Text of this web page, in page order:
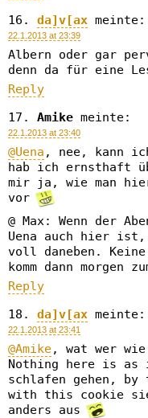
da]v[ax meinte:
22.1.2013 at 23:39
Albern oder gar
denn da für eine
Reply
Amike meinte:
22.1.2013 at 23:40
@Uena , nee, kann
hab ich ernsthaft
mir ja, wie man
vor
@ Max: Wenn der
Uena auch hier ist,
voll daneben.
komm dann morgen
Reply
da]v[ax meinte:
22.1.2013 at 23:41
@Amike, wat wer wie
Nothing here is as
schlafen gehen,
with this cookie
anders aus